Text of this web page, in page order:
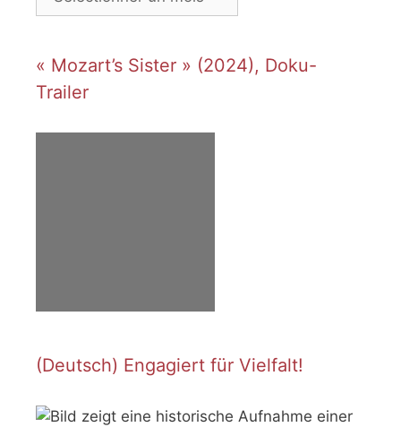
« Mozart’s Sister » (2024), Doku-
Trailer
(Deutsch) Engagiert für Vielfalt!